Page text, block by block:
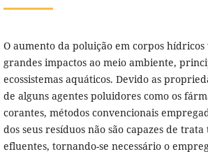
O aumento da poluição em corpos hídricos
grandes impactos ao meio ambiente,
ecossistemas aquáticos. Devido as
de alguns agentes poluidores como os
corantes, métodos convencionais
dos seus resíduos não são capazes de trata
efluentes, tornando-se necessário o